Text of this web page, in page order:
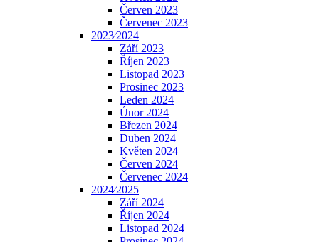
Červen 2023
Červenec 2023
2023⁄2024
Září 2023
Říjen 2023
Listopad 2023
Prosinec 2023
Leden 2024
Únor 2024
Březen 2024
Duben 2024
Květen 2024
Červen 2024
Červenec 2024
2024⁄2025
Září 2024
Říjen 2024
Listopad 2024